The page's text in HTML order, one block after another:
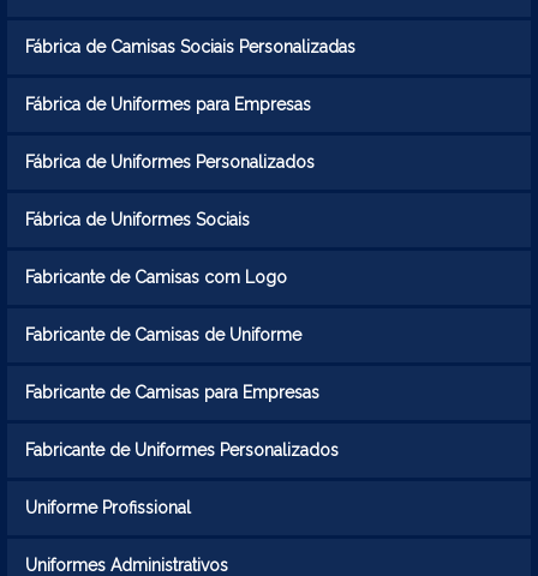
Fábrica de Camisas Sociais Personalizadas
Fábrica de Uniformes para Empresas
Fábrica de Uniformes Personalizados
Fábrica de Uniformes Sociais
Fabricante de Camisas com Logo
Fabricante de Camisas de Uniforme
Fabricante de Camisas para Empresas
Fabricante de Uniformes Personalizados
Uniforme Profissional
Uniformes Administrativos